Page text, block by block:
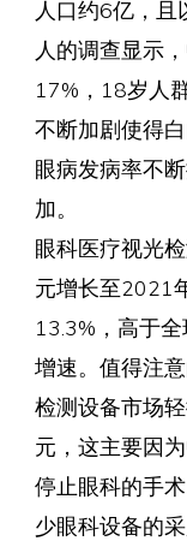
人口约6亿，
人的调查显示
17%，18岁人
不断加剧使得
眼病发病率不
加。
眼科医疗视光
元增长至2021
13.3%，高于
增速。值得注
检测设备市场
元，这主要因
停止眼科的手
少眼科设备的